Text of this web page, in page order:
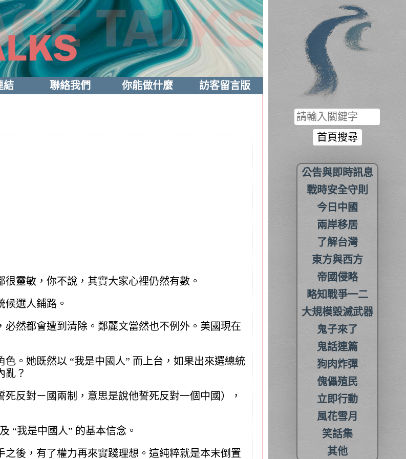
結 聯絡我們 你能做什麼 訪客留言版
靈敏，你不說，其實大家心裡仍然有數。
選人鋪路。
然都會遭到清除。鄭麗文當然也不例外。美國現在
。她既然以 “我是中國人” 而上台，如果出來選總統
亂？
反對ㄧ國兩制，意思是說他誓死反對一個中國），
“我是中國人” 的基本信念。
後，有了權力再來實踐理想。這純粹就是本末倒置
公告與即時訊息
戰時安全守則
今日中國
兩岸移居
了解台灣
東方與西方
帝國侵略
略知戰爭一二
大規模毀滅武器
鬼子來了
鬼話連篇
狗肉炸彈
傀儡殖民
立即行動
風花雪月
笑話集
其他